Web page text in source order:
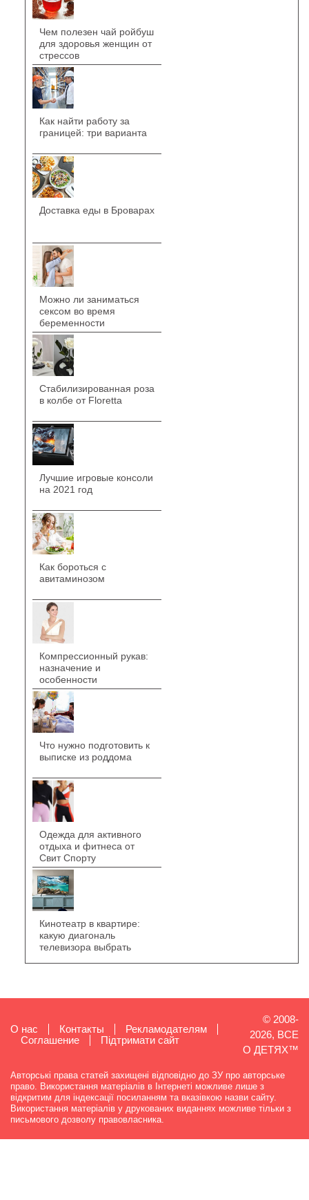
Чем полезен чай ройбуш
для здоровья женщин от
стрессов
Как найти работу за
границей: три варианта
Доставка еды в Броварах
Можно ли заниматься
сексом во время
беременности
Стабилизированная роза
в колбе от Floretta
Лучшие игровые консоли
на 2021 год
Как бороться с
авитаминозом
Компрессионный рукав:
назначение и
особенности
Что нужно подготовить к
выписке из роддома
Одежда для активного
отдыха и фитнеса от
Свит Спорту
Кинотеатр в квартире:
какую диагональ
телевизора выбрать
О нас Контакты
Рекламодателям
Cоглашение
Підтримати сайт
© 2008-
2026, ВСЕ
О ДЕТЯХ™
Авторські права статей захищені відповідно до ЗУ про авторське
право. Використання матеріалів в Інтернеті можливе лише з
відкритим для індексації посиланням та вказівкою назви сайту.
Використання матеріалів у друкованих виданнях можливе тільки з
письмового дозволу правовласника.